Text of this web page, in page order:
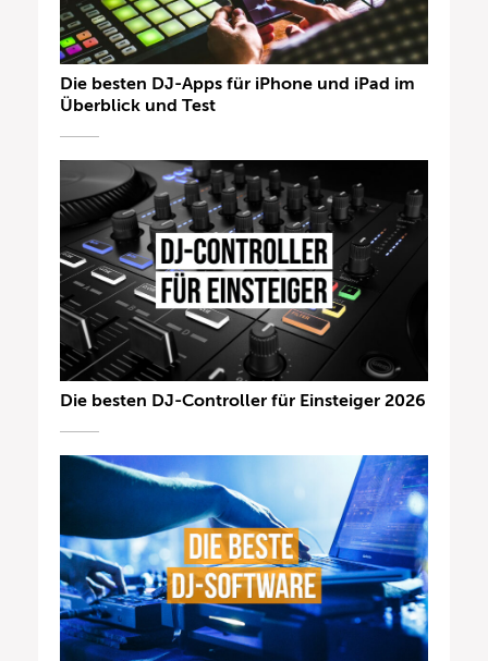
Die besten DJ-Apps für iPhone und iPad im
Überblick und Test
Die besten DJ-Controller für Einsteiger 2026